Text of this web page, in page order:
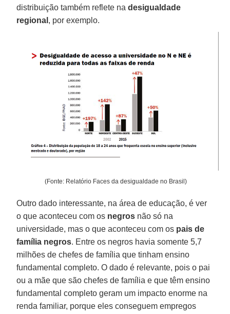
distribuição também reflete nadesigualdade
regional , por exemplo.
(Fonte: Relatório Faces da desigualdade no Brasil)
Outro dado interessante, na área de educação, é ver
o que aconteceu com os negros não só na
universidade, mas o que aconteceu com os pais de
família negros. Entre os negros havia somente 5,7
milhões de chefes de família que tinham ensino
fundamental completo. O dado é relevante, pois o pai
ou a mãe que são chefes de família e que têm ensino
fundamental completo geram um impacto enorme na
renda familiar, porque eles conseguem empregos